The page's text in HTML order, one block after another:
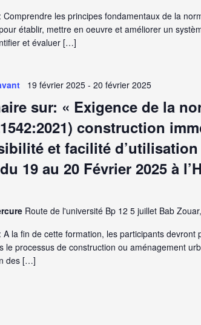
Comprendre les principes fondamentaux de la
établir, mettre en oeuvre et améliorer un
et évaluer […]
19 février 2025- 20 février 2025
sur: « Exigence de la
construction
et facilité
19 au 20 Février 2025 à
Route de l'université Bp 12 5 juillet Bab
A la fin de cette formation, les participants devront
le processus de construction ou aménagement
des […]